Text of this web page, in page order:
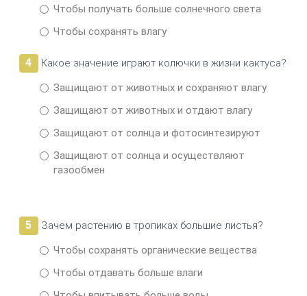
Чтобы получать больше солнечного света
Чтобы сохранять влагу
4
Какое значение играют колючки в жизни кактуса?
Защищают от животных и сохраняют влагу
Защищают от животных и отдают влагу
Защищают от солнца и фотосинтезируют
Защищают от солнца и осуществляют
газообмен
5
Зачем растению в тропиках большие листья?
Чтобы сохранять органические вещества
Чтобы отдавать больше влаги